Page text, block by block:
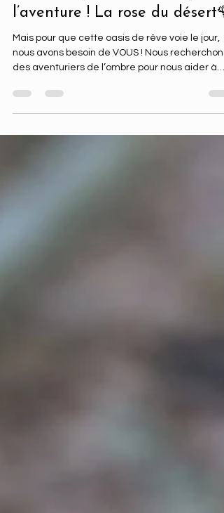
🌵 Teasing oriental et appel à
l’aventure ! La rose du désert🌹
Mais pour que cette oasis de rêve voie le jour,
nous avons besoin de VOUS ! Nous recherchons